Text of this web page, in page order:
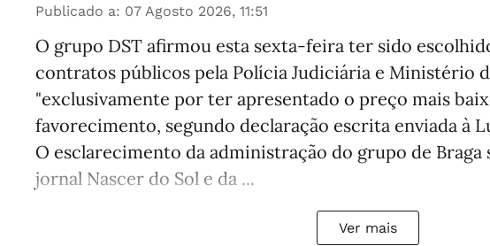
Publicado a: 07 Agosto 2026, 11:51
O grupo DST afirmou esta sexta-feira ter sido
contratos públicos pela Polícia Judiciária e Ministério
"exclusivamente por ter apresentado o preço mais
favorecimento, segundo declaração escrita enviada à
O esclarecimento da administração do grupo de Braga
jornal Nascer do Sol e da ...
Ver mais